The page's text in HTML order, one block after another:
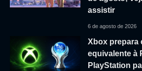
assistir
6 de agosto de 2026
Xbox prepara
equivalente à
PlayStation